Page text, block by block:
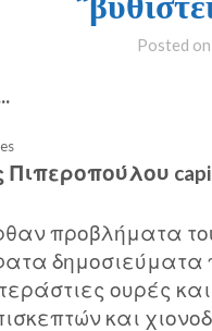
Posted on
Πιπεροπούλου
προβλήματα
δημοσιεύματα
ουρές
και